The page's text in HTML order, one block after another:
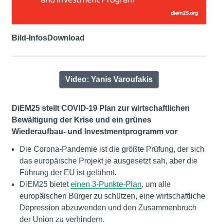
Bild-InfosDownload
Video: Yanis Varoufakis
DiEM25 stellt COVID-19 Plan zur wirtschaftlichen
Bewältigung der Krise und ein grünes
Wiederaufbau- und Investmentprogramm vor
Die Corona-Pandemie ist die größte Prüfung, der sich
das europäische Projekt je ausgesetzt sah, aber die
Führung der EU ist gelähmt.
DiEM25 bieteteinen 3-Punkte-Plan, um alle
europäischen Bürger zu schützen, eine wirtschaftliche
Depression abzuwenden und den Zusammenbruch
der Union zu verhindern.